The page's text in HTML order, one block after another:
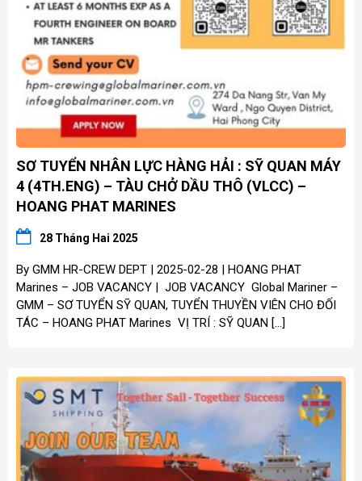
SƠ TUYỂN NHÂN LỰC HÀNG HẢI : SỸ QUAN MÁY
4 (4TH.ENG) – TÀU CHỞ DẦU THÔ (VLCC) –
HOANG PHAT MARINES
28 Tháng Hai 2025
By GMM HR-CREW DEPT | 2025-02-28 | HOANG PHAT
Marines – JOB VACANCY | JOB VACANCY Global Mariner –
GMM – SƠ TUYỂN SỸ QUAN, TUYỂN THUYỀN VIÊN CHO ĐỐI
TÁC – HOANG PHAT Marines VỊ TRÍ : SỸ QUAN […]